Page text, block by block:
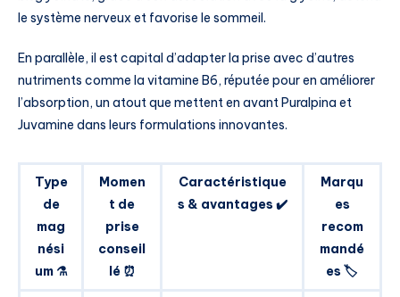
le système nerveux et favorise le sommeil.
En parallèle, il est capital d’adapter la prise avec d’autres
nutriments comme la vitamine B6, réputée pour en améliorer
l’absorption, un atout que mettent en avant Puralpina et
Juvamine dans leurs formulations innovantes.
Type
de
mag
nési
um ⚗️
Momen
t de
prise
conseil
lé ⏰
Caractéristique
s & avantages ✔️
Marqu
es
recom
mandé
es 🏷️